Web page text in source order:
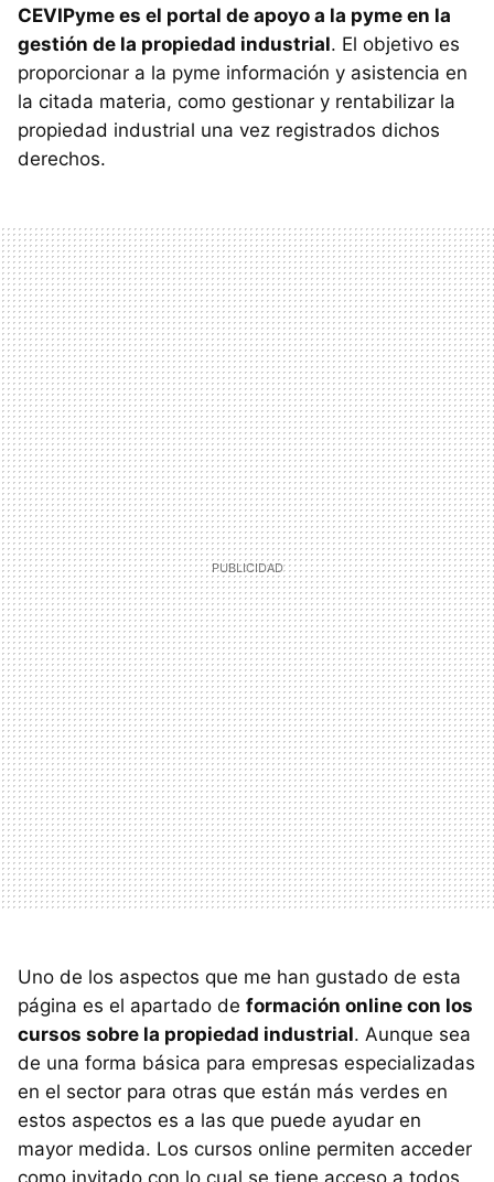
CEVIPyme es el portal de apoyo a la pyme en la
gestión de la propiedad industrial. El objetivo es
proporcionar a la pyme información y asistencia en
la citada materia, como gestionar y rentabilizar la
propiedad industrial una vez registrados dichos
derechos.
Uno de los aspectos que me han gustado de esta
página es el apartado de formación online con los
cursos sobre la propiedad industrial. Aunque sea
de una forma básica para empresas especializadas
en el sector para otras que están más verdes en
estos aspectos es a las que puede ayudar en
mayor medida. Los cursos online permiten acceder